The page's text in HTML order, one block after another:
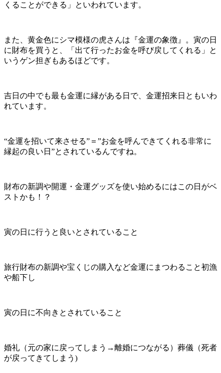
くることができる」といわれています。
また、黄金色にシマ模様の虎さんは『金運の象徴』。寅の日
に財布を買うと、「出て行ったお金を呼び戻してくれる」と
いうゲン担ぎもあるほどです。
吉日の中でも最も金運に縁がある日で、金運招来日ともいわ
れています。
“金運を招いて来させる”＝”お金を呼んできてくれる非常に
縁起の良い日”とされているんですね。
財布の新調や開運・金運グッズを使い始めるにはこの日がベ
ストかも！？
寅の日に行うと良いとされていること
旅行財布の新調や宝くじの購入など金運にまつわること初漁
や船下し
寅の日に不向きとされていること
婚礼（元の家に戻ってしまう→離婚につながる）葬儀（死者
が戻ってきてしまう)